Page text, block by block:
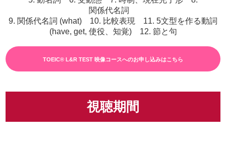
関係代名詞
9. 関係代名詞 (what) 10. 比較表現 11. 5文型を作る動詞
(have, get, 使役、知覚) 12. 節と句
TOEIC® L&R TEST 映像コースへのお申し込みはこちら
視聴期間